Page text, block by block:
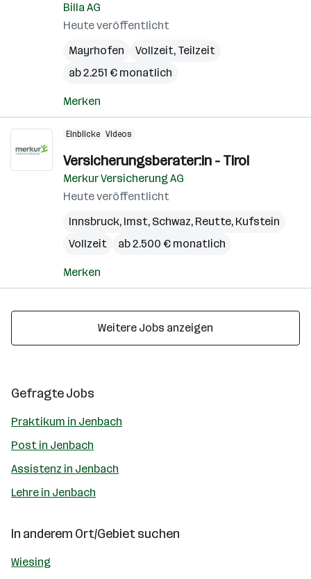
Billa AG
Heute veröffentlicht
Mayrhofen
Vollzeit, Teilzeit
ab 2.251 € monatlich
Merken
Einblicke Videos
Versicherungsberater:in - Tirol
Merkur Versicherung AG
Heute veröffentlicht
Innsbruck, Imst, Schwaz, Reutte, Kufstein
Vollzeit
ab 2.500 € monatlich
Merken
Weitere Jobs anzeigen
Gefragte Jobs
Praktikum in Jenbach
Post in Jenbach
Assistenz in Jenbach
Lehre in Jenbach
In anderem Ort/Gebiet suchen
Wiesing